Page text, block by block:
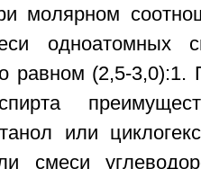
молярном
одноатомных
равном (2,5-3,0):1.
или
смеси